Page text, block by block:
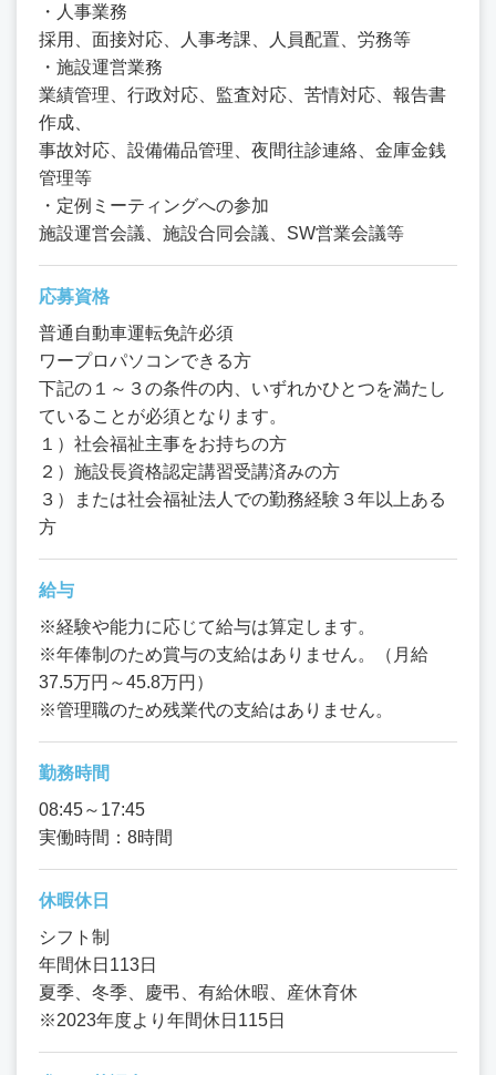
・人事業務
採用、面接対応、人事考課、人員配置、労務等
・施設運営業務
業績管理、行政対応、監査対応、苦情対応、報告書
作成、
事故対応、設備備品管理、夜間往診連絡、金庫金銭
管理等
・定例ミーティングへの参加
施設運営会議、施設合同会議、SW営業会議等
応募資格
普通自動車運転免許必須
ワープロパソコンできる方
下記の１～３の条件の内、いずれかひとつを満たし
ていることが必須となります。
１）社会福祉主事をお持ちの方
２）施設長資格認定講習受講済みの方
３）または社会福祉法人での勤務経験３年以上ある
方
給与
※経験や能力に応じて給与は算定します。
※年俸制のため賞与の支給はありません。（月給
37.5万円～45.8万円）
※管理職のため残業代の支給はありません。
勤務時間
08:45～17:45
実働時間：8時間
休暇休日
シフト制
年間休日113日
夏季、冬季、慶弔、有給休暇、産休育休
※2023年度より年間休日115日